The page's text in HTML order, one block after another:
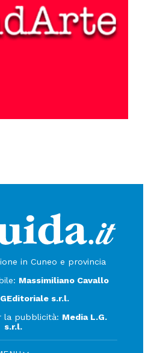
in Cuneo e provincia
Massimiliano Cavallo
s.r.l.
la pubblicità: Media L.G.
s.r.l.